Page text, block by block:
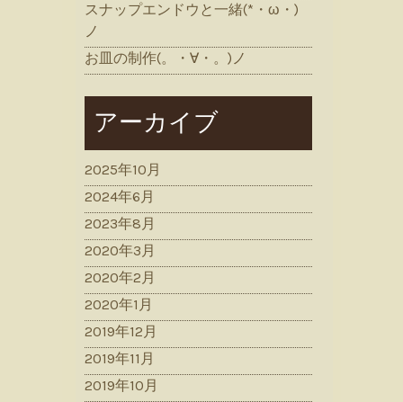
スナップエンドウと一緒(*・ω・)
ノ
お皿の制作(。・∀・。)ノ
アーカイブ
2025年10月
2024年6月
2023年8月
2020年3月
2020年2月
2020年1月
2019年12月
2019年11月
2019年10月